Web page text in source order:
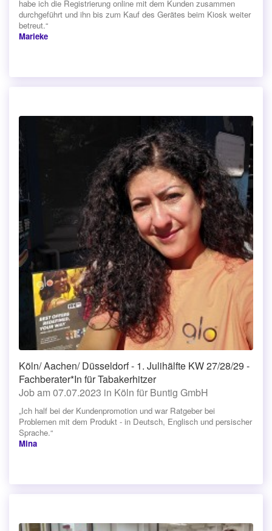
habe ich die Registrierung online mit dem Kunden zusammen
durchgeführt und ihn bis zum Kauf des Gerätes beim Kiosk weiter
betreut.“
Marieke
Köln/ Aachen/ Düsseldorf - 1. Julihälfte KW 27/28/29 -
Fachberater*In für Tabakerhitzer
Job am 07.07.2023 in Köln für Buntig GmbH
„Ich half bei der Kundenpromotion und war Ratgeber bei
Problemen mit dem Produkt - in Deutsch, Englisch und persischer
Sprache.“
Mina